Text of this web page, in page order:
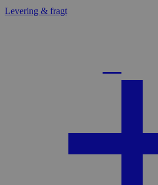
Levering & fragt